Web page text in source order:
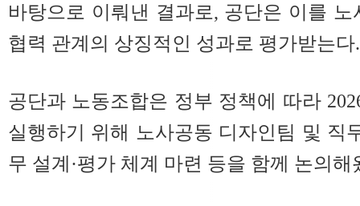
바탕으로 이뤄낸 결과로, 공단은 이를
협력 관계의 상징적인 성과로 평가받는다.
공단과 노동조합은 정부 정책에 따라
실행하기 위해 노사공동 디자인팀 및 직
무 설계·평가 체계 마련 등을 함께 논의해